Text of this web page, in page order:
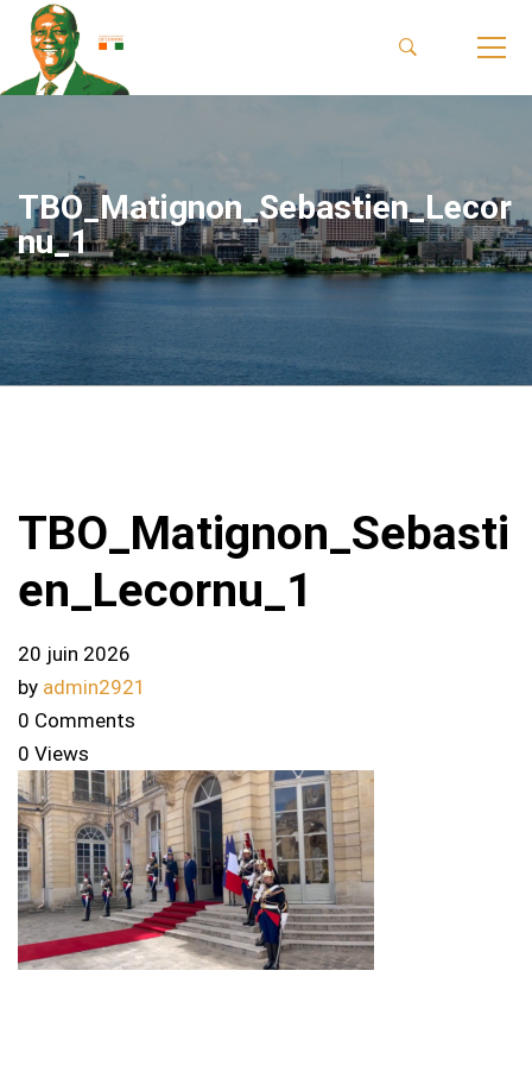
TBO_Matignon_Sebastien_Lecor
nu_1
TBO_Matignon_Sebasti
en_Lecornu_1
20 juin 2026
by admin2921
0 Comments
0 Views